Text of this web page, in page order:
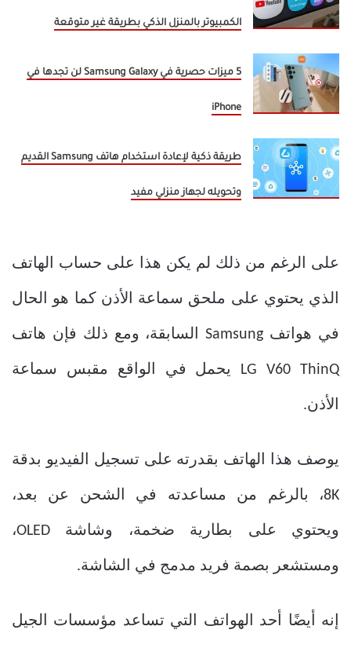
الكمبيوتر بالمنزل الذكي بطريقة غير متوقعة
5 ميزات حصرية في Samsung Galaxy لن تجدها في
iPhone
طريقة ذكية لإعادة استخدام هاتف Samsung القديم
وتحويله لجهاز منزلي مفيد
على الرغم من ذلك لم يكن هذا على حساب الهاتف
الذي يحتوي على ملحق سماعة الأذن كما هو الحال
في هواتف Samsung السابقة، ومع ذلك فإن هاتف
LG V60 ThinQ يحمل في الواقع مقبس سماعة
الأذن.
يوصف هذا الهاتف بقدرته على تسجيل الفيديو بدقة
8K، بالرغم من مساعدته في الشحن عن بعد،
ويحتوي على بطارية ضخمة، وشاشة OLED،
ومستشعر بصمة فريد مدمج في الشاشة.
إنه أيضًا أحد الهواتف التي تساعد مؤسسات الجيل